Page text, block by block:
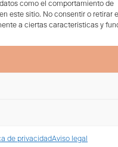
como el comportamiento de
este sitio. No consentir o retirar
a ciertas características y
de privacidadAviso legal